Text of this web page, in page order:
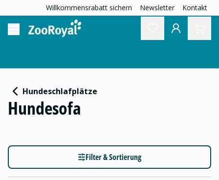
Willkommensrabatt sichern Newsletter Kontakt
Hundeschlafplätze
Hundesofa
Filter & Sortierung